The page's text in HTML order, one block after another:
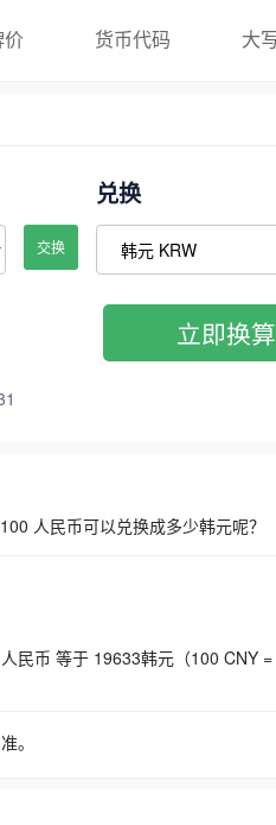
价 货币代码 大
交换
兑换
立即换算
人民币可以兑换成多少韩元呢？
民币 等于 19633韩元（100 CNY
。